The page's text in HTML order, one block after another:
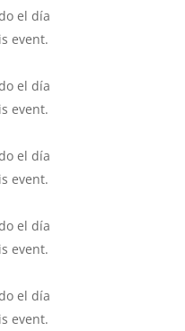
el día
event.
el día
event.
el día
event.
el día
event.
el día
event.